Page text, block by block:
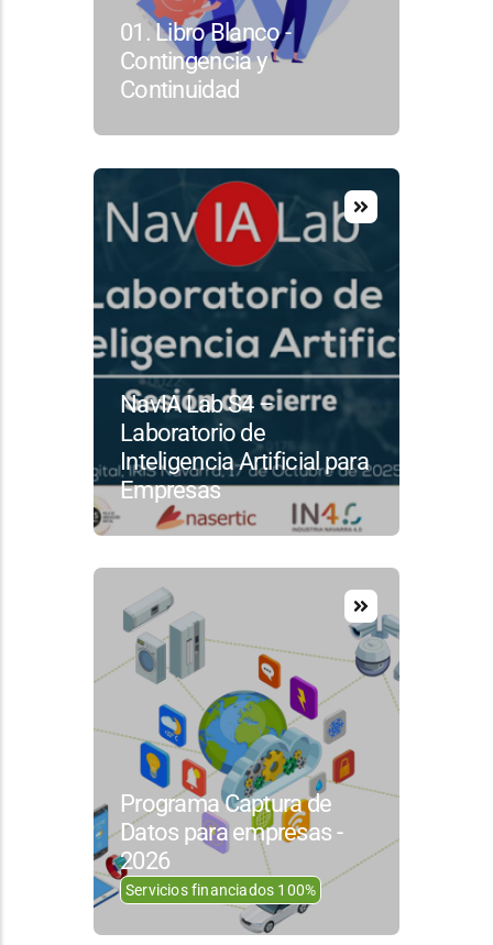
01. Libro Blanco -
Contingencia y
Continuidad
NavIA Lab S4 –
Laboratorio de
Inteligencia Artificial para
Empresas
Programa Captura de
Datos para empresas -
2026
Servicios financiados 100%